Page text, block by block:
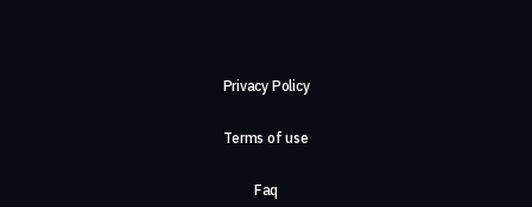
Privacy Policy
Terms of use
Faq